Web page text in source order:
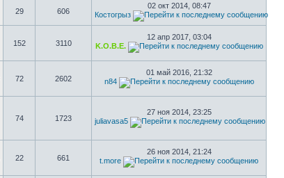
29 606
02 окт 2014, 08:47
Костогрыз
152 3110
12 апр 2017, 03:04
K.O.B.E.
72 2602
01 май 2016, 21:32
n84
74 1723
27 ноя 2014, 23:25
juliavasa5
22 661
26 ноя 2014, 21:24
t.more